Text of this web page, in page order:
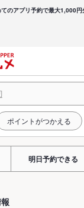
のアプリ予約で最大1,000円
ポイントがつかえる
明日予約できる